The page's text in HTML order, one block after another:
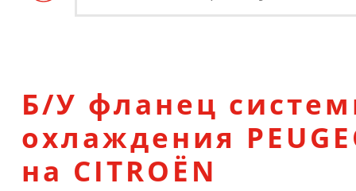
Б/У фланец
охлаждения
на CITROËN